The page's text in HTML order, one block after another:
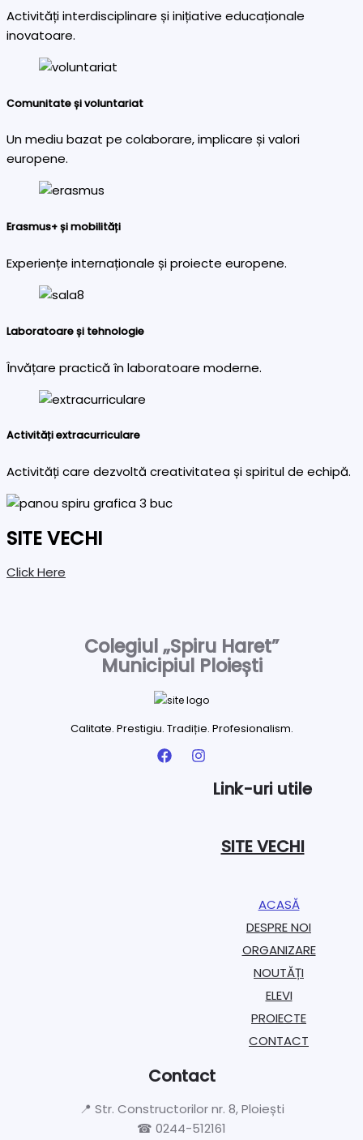
Activități interdisciplinare și inițiative educaționale
inovatoare.
Comunitate și voluntariat
Un mediu bazat pe colaborare, implicare și valori
europene.
Erasmus+ și mobilități
Experiențe internaționale și proiecte europene.
Laboratoare și tehnologie
Învățare practică în laboratoare moderne.
Activități extracurriculare
Activități care dezvoltă creativitatea și spiritul de echipă.
SITE VECHI
Click Here
Colegiul „Spiru Haret”
Municipiul Ploiești
Calitate. Prestigiu. Tradiție. Profesionalism.
Link-uri utile
SITE VECHI
ACASĂ
DESPRE NOI
ORGANIZARE​
NOUTĂȚI
ELEVI
PROIECTE​
CONTACT
Contact
📍 Str. Constructorilor nr. 8, Ploiești
☎ 0244-512161